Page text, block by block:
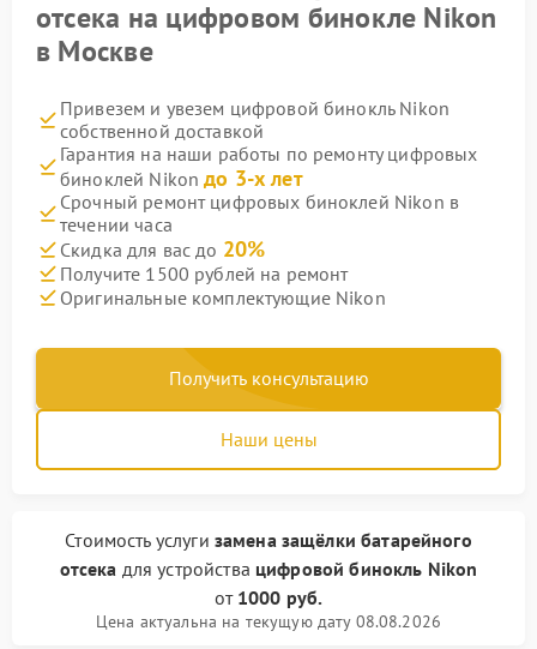
отсека на цифровом бинокле Nikon
в Москве
Привезем и увезем цифровой бинокль Nikon
собственной доставкой
Гарантия на наши работы по ремонту цифровых
биноклей Nikonдо 3-х лет
Срочный ремонт цифровых биноклей Nikon в
течении часа
Скидка для вас до 20%
Получите 1500 рублей на ремонт
Оригинальные комплектующие Nikon
Получить консультацию
Наши цены
Стоимость услуги замена защёлки батарейного
отсека для устройства цифровой бинокль Nikon
от 1000 руб.
Цена актуальна на текущую дату 08.08.2026